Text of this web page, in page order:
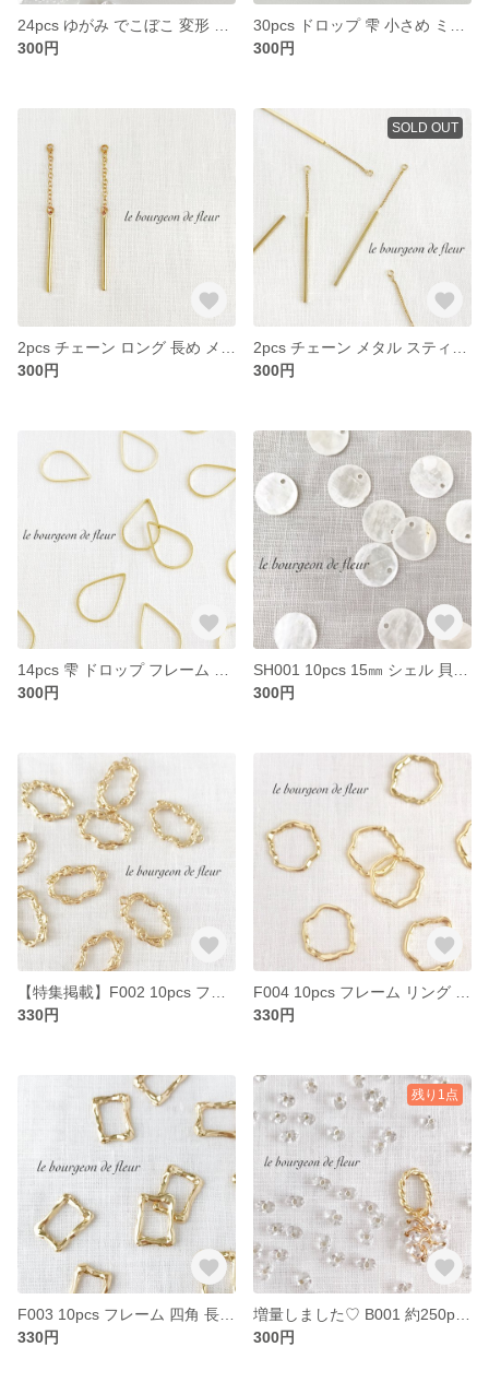
300円
300円
300円
SOLD OUT
300円
300円
300円
330円
330円
330円
残り1点
300円